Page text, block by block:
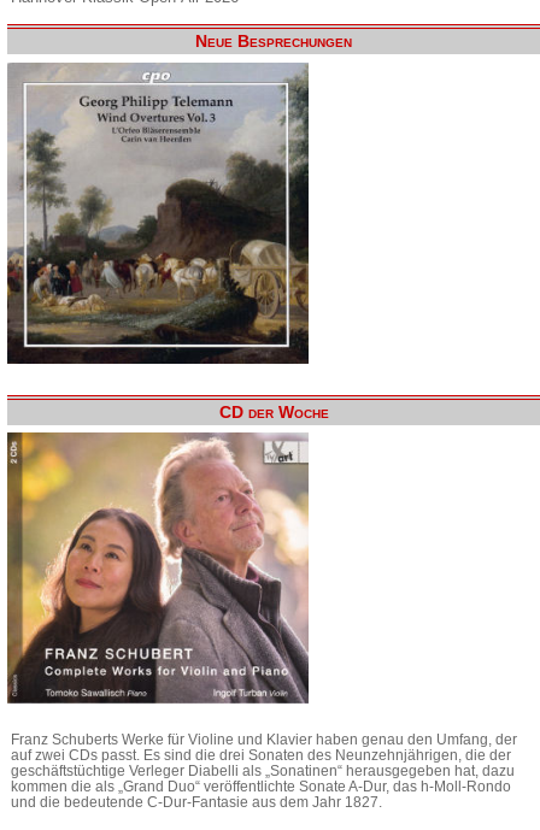
Neue Besprechungen
CD der Woche
Franz Schuberts Werke für Violine und Klavier haben genau den Umfang, der
auf zwei CDs passt. Es sind die drei Sonaten des Neunzehnjährigen, die der
geschäftstüchtige Verleger Diabelli als „Sonatinen“ herausgegeben hat, dazu
kommen die als „Grand Duo“ veröffentlichte Sonate A-Dur, das h-Moll-Rondo
und die bedeutende C-Dur-Fantasie aus dem Jahr 1827.